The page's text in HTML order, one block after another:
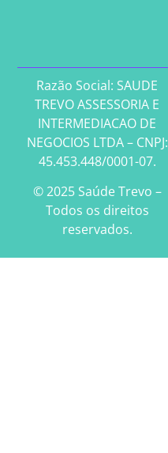
Razão Social: SAUDE
TREVO ASSESSORIA E
INTERMEDIACAO DE
NEGOCIOS LTDA – CNPJ:
45.453.448/0001-07.
© 2025 Saúde Trevo –
Todos os direitos
reservados.